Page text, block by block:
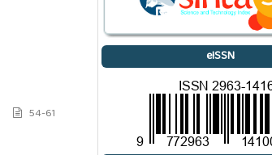
54-61
eISSN